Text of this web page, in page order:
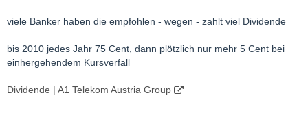
viele Banker haben die empfohlen - wegen - zahlt viel Dividende
bis 2010 jedes Jahr 75 Cent, dann plötzlich nur mehr 5 Cent bei
einhergehendem Kursverfall
Dividende | A1 Telekom Austria Group